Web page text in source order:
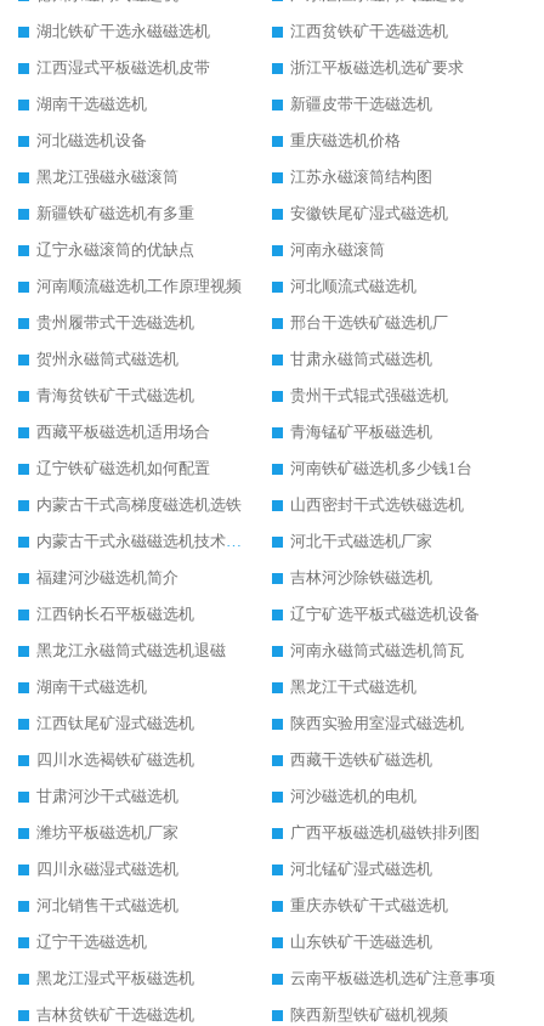
湖北铁矿干选永磁磁选机
江西贫铁矿干选磁选机
江西湿式平板磁选机皮带
浙江平板磁选机选矿要求
湖南干选磁选机
新疆皮带干选磁选机
河北磁选机设备
重庆磁选机价格
黑龙江强磁永磁滚筒
江苏永磁滚筒结构图
新疆铁矿磁选机有多重
安徽铁尾矿湿式磁选机
辽宁永磁滚筒的优缺点
河南永磁滚筒
河南顺流磁选机工作原理视频
河北顺流式磁选机
贵州履带式干选磁选机
邢台干选铁矿磁选机厂
贺州永磁筒式磁选机
甘肃永磁筒式磁选机
青海贫铁矿干式磁选机
贵州干式辊式强磁选机
西藏平板磁选机适用场合
青海锰矿平板磁选机
辽宁铁矿磁选机如何配置
河南铁矿磁选机多少钱1台
内蒙古干式高梯度磁选机选铁
山西密封干式选铁磁选机
内蒙古干式永磁磁选机技术要求
河北干式磁选机厂家
福建河沙磁选机简介
吉林河沙除铁磁选机
江西钠长石平板磁选机
辽宁矿选平板式磁选机设备
黑龙江永磁筒式磁选机退磁
河南永磁筒式磁选机筒瓦
湖南干式磁选机
黑龙江干式磁选机
江西钛尾矿湿式磁选机
陕西实验用室湿式磁选机
四川水选褐铁矿磁选机
西藏干选铁矿磁选机
甘肃河沙干式磁选机
河沙磁选机的电机
潍坊平板磁选机厂家
广西平板磁选机磁铁排列图
四川永磁湿式磁选机
河北锰矿湿式磁选机
河北销售干式磁选机
重庆赤铁矿干式磁选机
辽宁干选磁选机
山东铁矿干选磁选机
黑龙江湿式平板磁选机
云南平板磁选机选矿注意事项
吉林贫铁矿干选磁选机
陕西新型铁矿磁机视频